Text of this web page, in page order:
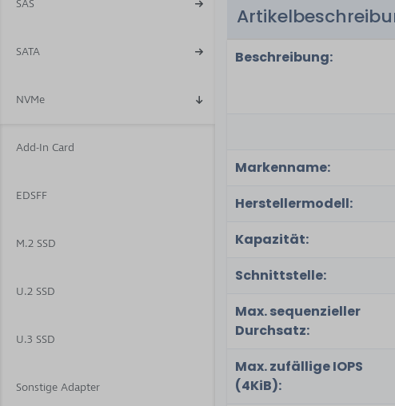
SAS
SATA
NVMe
Add-In Card
EDSFF
M.2 SSD
U.2 SSD
U.3 SSD
Sonstige Adapter
6
Beschreibung:
Markenname:
Herstellermodell:
Kapazität:
Schnittstelle:
Max. sequenzieller
Durchsatz:
Max. zufällige IOPS
(4KiB):